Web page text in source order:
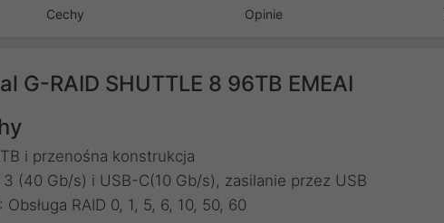
Cechy Opinie
G-RAID SHUTTLE 8 96TB EMEAI
i przenośna konstrukcja
(40 Gb/s) i USB-C(10 Gb/s), zasilanie przez USB
RAID 0, 1, 5, 6, 10, 50, 60